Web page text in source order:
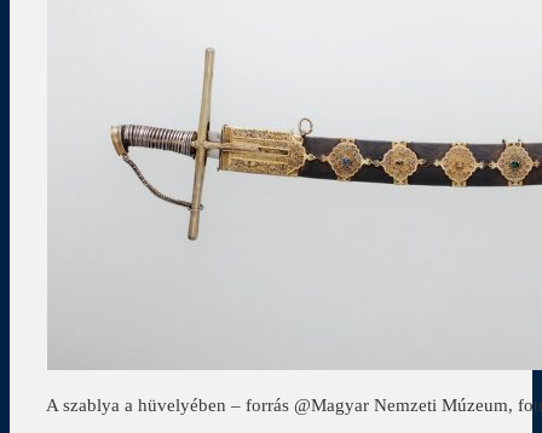
A szablya a hüvelyében – forrás @Magyar Nemzeti Múzeum,